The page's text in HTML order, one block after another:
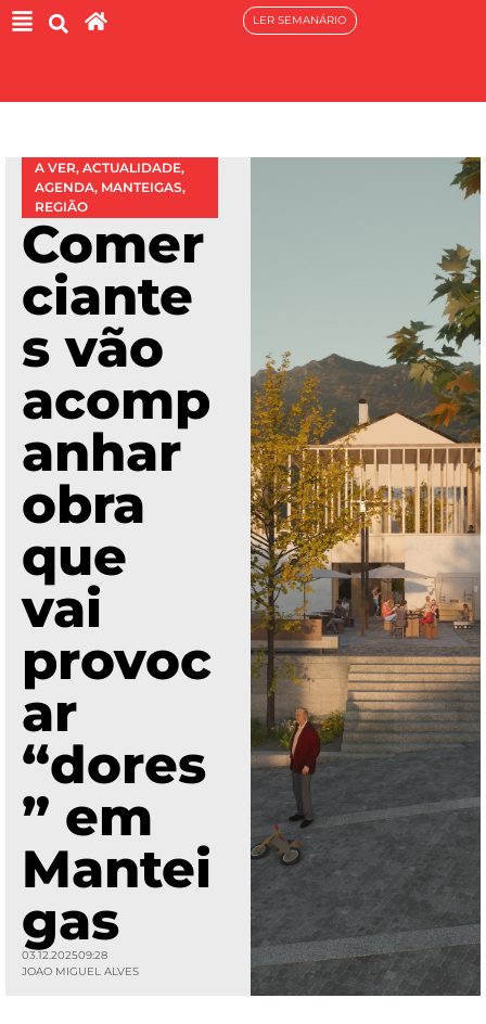
LER SEMANÁRIO
A VER, ACTUALIDADE,
AGENDA, MANTEIGAS,
REGIÃO
Comer
ciante
s vão
acomp
anhar
obra
que
vai
provoc
ar
“dores
” em
Mantei
gas
03.12.202509:28
JOAO MIGUEL ALVES